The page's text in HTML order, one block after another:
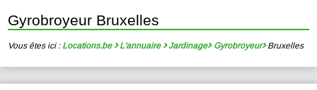
Gyrobroyeur Bruxelles
Vous êtes ici : Locations.be L'annuaire Jardinage Gyrobroyeur Bruxelles